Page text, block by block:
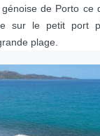
de Porto ce
sur le petit port
plage.